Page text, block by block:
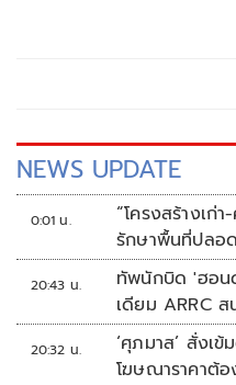
NEWS UPDATE
0:01 น.
“โครงสร้างเก่า-คนใ
รักษาพื้นที่ปลอ
20:43 น.
ทัพนักบิด 'ฮอน
เดียม ARRC
20:32 น.
‘ศุภมาส’ สั่งเ
โฆษณาราคาต้อ